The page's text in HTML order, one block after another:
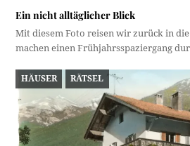
Ein nicht alltäglicher Blick
Mit diesem Foto reisen wir zurück in
machen einen Frühjahrsspaziergang
HÄUSER RÄTSEL